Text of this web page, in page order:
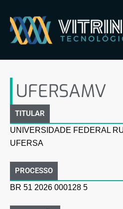
para
conteúdo
UFERSAMV
TITULAR
UNIVERSIDADE FEDERAL
UFERSA
PROCESSO
BR 51 2026 000128 5